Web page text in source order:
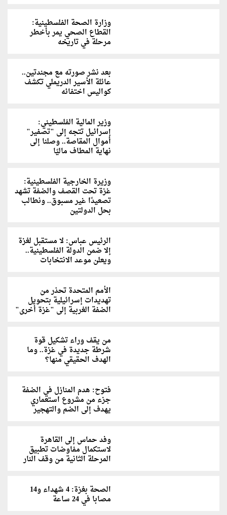
وزارة الصحة الفلسطينية:
القطاع الصحي يمر بأخطر
مرحلة في تاريخه
بعد نشر صورته مع مجندتين..
عائلة الأسير الدريملي تكشف
كواليس اختفائه
وزير المالية الفلسطيني:
إسرائيل تتجه إلى "تصفير"
أموال المقاصة.. وصلنا إلى
نهاية المطاف ماليًا
وزيرة الخارجية الفلسطينية:
غزة تحت القصف والضفة تشهد
تصعيدًا غير مسبوق.. ونطالب
بحل الدولتين
الرئيس عباس: لا مستقبل لغزة
إلا ضمن الدولة الفلسطينية..
ويعلن موعد الانتخابات
الأمم المتحدة تحذر من
تهديدات إسرائيلية بتحويل
الضفة الغربية إلى "غزة أخرى"
من يقف وراء تشكيل قوة
شرطة جديدة في غزة.. وما
الهدف الحقيقي منها؟
فتوح: هدم المنازل في الضفة
جزء من مشروع استعماري
يهدف إلى الضم والتهجير
وفد حماس إلى القاهرة
لاستكمال مفاوضات تطبيق
المرحلة الثانية من وقف النار
الصحة بغزة: 4 شهداء و14
مصابا في 24 ساعة